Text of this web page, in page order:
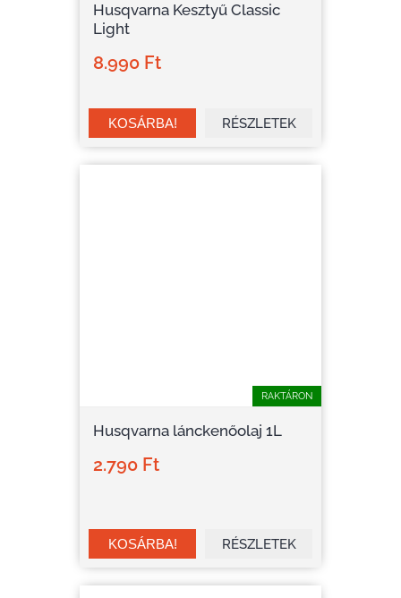
Husqvarna Kesztyű Classic
Light
8.990 Ft
RÉSZLETEK
RAKTÁRON
Husqvarna lánckenőolaj 1L
2.790 Ft
RÉSZLETEK